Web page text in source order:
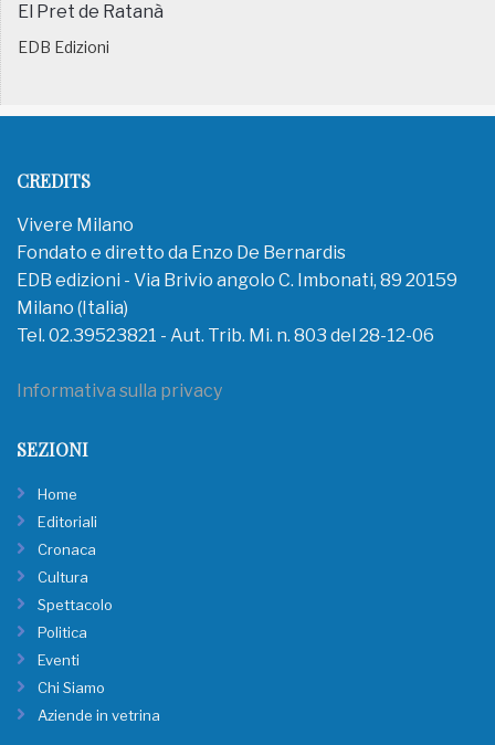
El Pret de Ratanà
EDB Edizioni
CREDITS
Vivere Milano
Fondato e diretto da Enzo De Bernardis
EDB edizioni - Via Brivio angolo C. Imbonati, 89 20159
Milano (Italia)
Tel. 02.39523821 - Aut. Trib. Mi. n. 803 del 28-12-06
Informativa sulla privacy
SEZIONI
Home
Editoriali
Cronaca
Cultura
Spettacolo
Politica
Eventi
Chi Siamo
Aziende in vetrina